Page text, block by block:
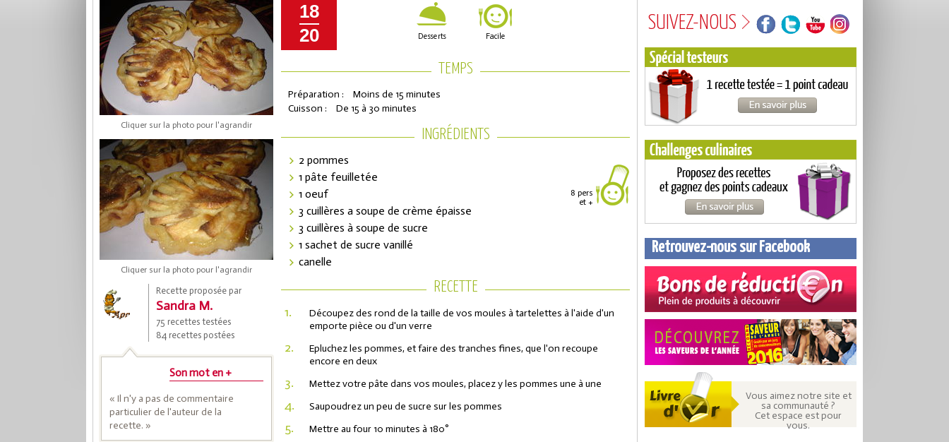
Cliquer sur la photo pour l'agrandir
Cliquer sur la photo pour l'agrandir
Recette proposée par
Sandra M.
75 recettes testées
84 recettes postées
Son mot en +
« Il n'y a pas de commentaire
particulier de l'auteur de la
recette. »
18
20
Desserts Facile
TEMPS
Préparation :
Moins de 15 minutes
Cuisson :
De 15 à 30 minutes
INGRÉDIENTS
8 pers
et +
2 pommes
1 pâte feuilletée
1 oeuf
3 cuillères a soupe de crème épaisse
3 cuillères à soupe de sucre
1 sachet de sucre vanillé
canelle
RECETTE
1.
Découpez des rond de la taille de vos moules à tartelettes à l'aide d'un
emporte pièce ou d'un verre
2.
Epluchez les pommes, et faire des tranches fines, que l'on recoupe
encore en deux
3. Mettez votre pâte dans vos moules, placez y les pommes une à une
4. Saupoudrez un peu de sucre sur les pommes
5. Mettre au four 10 minutes à 180°
SUIVEZ-NOUS
Retrouvez-nous sur Facebook
Saveurs de l'Année
Vous aimez notre site et
sa communauté ?
Cet espace est pour
vous.